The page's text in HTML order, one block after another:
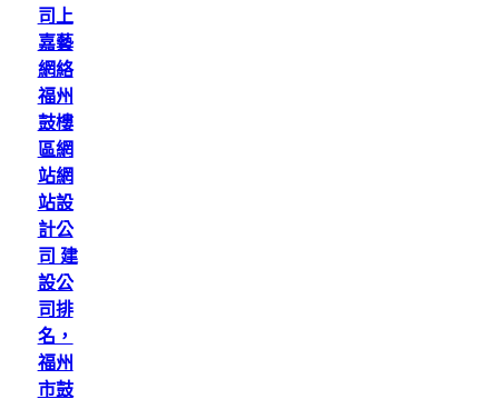
司上
嘉藝
網絡
福州
鼓樓
區網
站網
站設
計公
司 建
設公
司排
名，
福州
市鼓